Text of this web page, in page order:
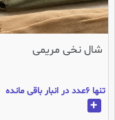
شال نخی مریمی
تنها 6عدد در انبار باقی مانده
+